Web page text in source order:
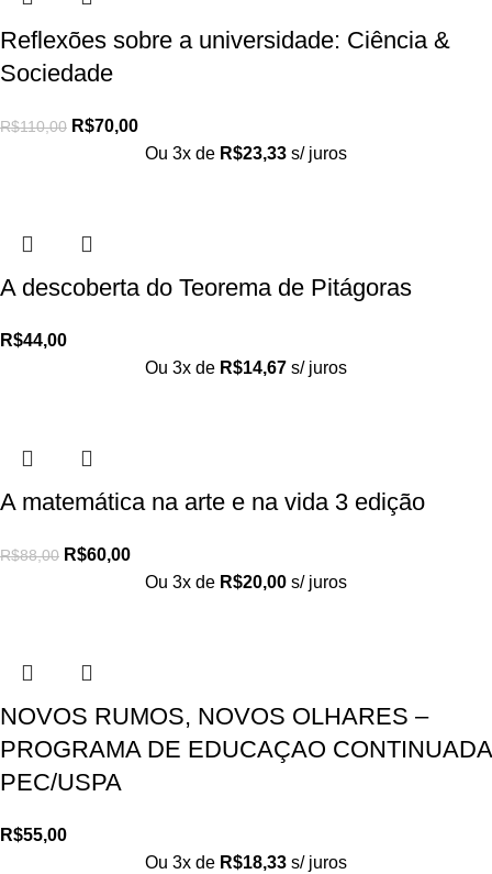
Reflexões sobre a universidade: Ciência &
Sociedade
R$110,00 R$70,00
Ou 3x de R$23,33 s/ juros
A descoberta do Teorema de Pitágoras
R$44,00
Ou 3x de R$14,67 s/ juros
A matemática na arte e na vida 3 edição
R$88,00 R$60,00
Ou 3x de R$20,00 s/ juros
NOVOS RUMOS, NOVOS OLHARES –
PROGRAMA DE EDUCAÇAO CONTINUADA
PEC/USPA
R$55,00
Ou 3x de R$18,33 s/ juros